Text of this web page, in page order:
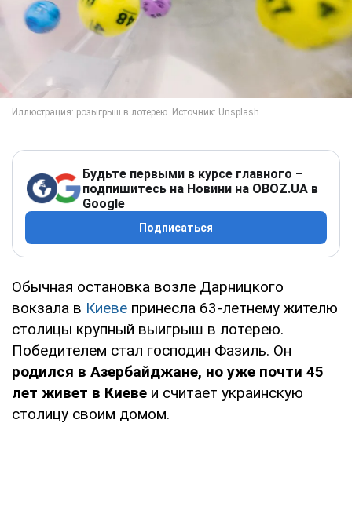
Будьте первыми в курсе главного –
подпишитесь на Новини на OBOZ.UA в
Google
Подписаться
Обычная остановка возле Дарницкого
вокзала в Киеве принесла 63-летнему жителю
столицы крупный выигрыш в лотерею.
Победителем стал господин Фазиль. Он
родился в Азербайджане, но уже почти 45
лет живет в Киеве и считает украинскую
столицу своим домом.